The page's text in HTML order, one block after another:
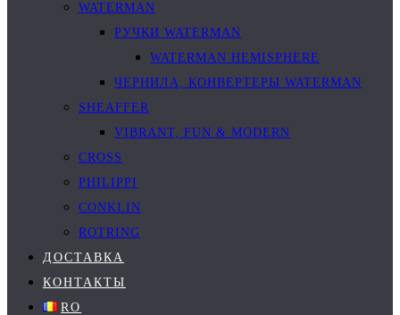
WATERMAN
РУЧКИ WATERMAN
WATERMAN HEMISPHERE
ЧЕРНИЛА, КОНВЕРТЕРЫ WATERMAN
SHEAFFER
VIBRANT, FUN & MODERN
CROSS
PHILIPPI
CONKLIN
ROTRING
ДОСТАВКА
КОНТАКТЫ
RO